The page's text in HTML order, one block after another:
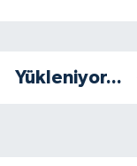
Yükleniyor...